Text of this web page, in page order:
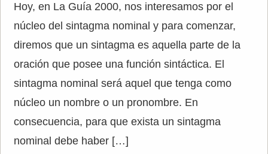
Hoy, en La Guía 2000, nos interesamos por el
núcleo del sintagma nominal y para comenzar,
diremos que un sintagma es aquella parte de la
oración que posee una función sintáctica. El
sintagma nominal será aquel que tenga como
núcleo un nombre o un pronombre. En
consecuencia, para que exista un sintagma
nominal debe haber […]